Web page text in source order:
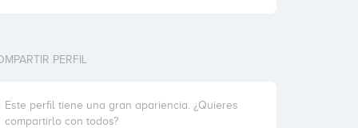
PERFIL
Este perfil tiene una gran apariencia. ¿Quieres
compartirlo con todos?